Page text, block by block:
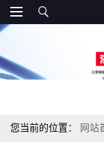
您当前的位置： 网站